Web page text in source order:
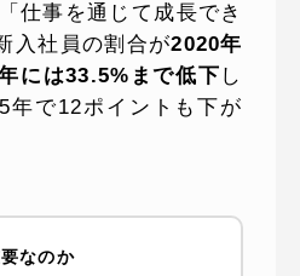
仕事を通じて成長でき
入社員の割合が2020年
には33.5%まで低下 し
年で12ポイントも下が
なのか